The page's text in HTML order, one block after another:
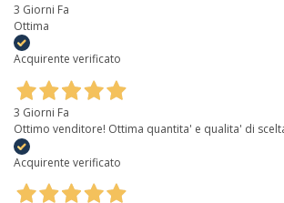
3 Giorni Fa
Ottima
Acquirente verificato
3 Giorni Fa
Ottimo venditore! Ottima quantita' e qualita' di
Acquirente verificato